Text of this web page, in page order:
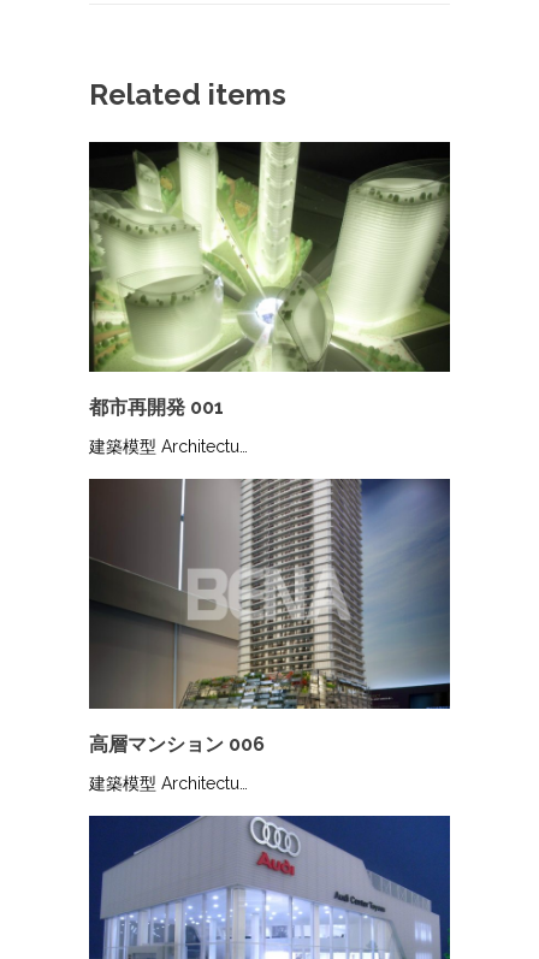
Related items
都市再開発 001
建築模型 Architectu…
高層マンション 006
建築模型 Architectu…